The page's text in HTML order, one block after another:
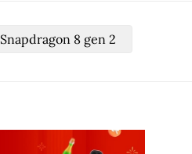
Snapdragon 8 gen 2